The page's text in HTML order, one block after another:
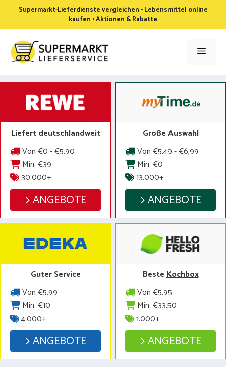
springen
Supermarkt-Lieferdienste vergleichen • Lebensmittel online
kaufen • Aktionen & Rabatte
Menü
Liefert deutschlandweit
Von €0 - €5,90
Min. €39
30.000+
ANGEBOTE
Große Auswahl
Von €5,49 - €6,99
Min. €0
13.000+
ANGEBOTE
Guter Service
Von €5,99
Min. €10
4.000+
ANGEBOTE
BesteKochbox
Von €5,95
Min. €33,50
1.000+
ANGEBOTE